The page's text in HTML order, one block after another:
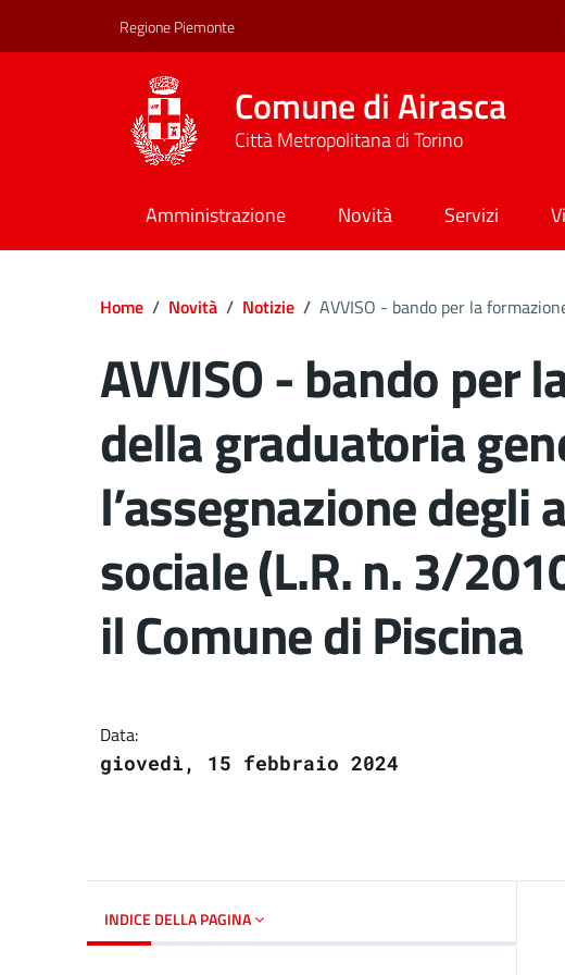
Regione Piemonte
Comune di Airasca
Città Metropolitana di Torino
Amministrazione Novità Servizi
Home / Novità / Notizie / AVVISO - bando per la
AVVISO - bando per
della graduatoria
l’assegnazione degli
sociale (L.R. n. 3/
il Comune di Piscina
Data:
giovedì, 15 febbraio 2024
INDICE DELLA PAGINA